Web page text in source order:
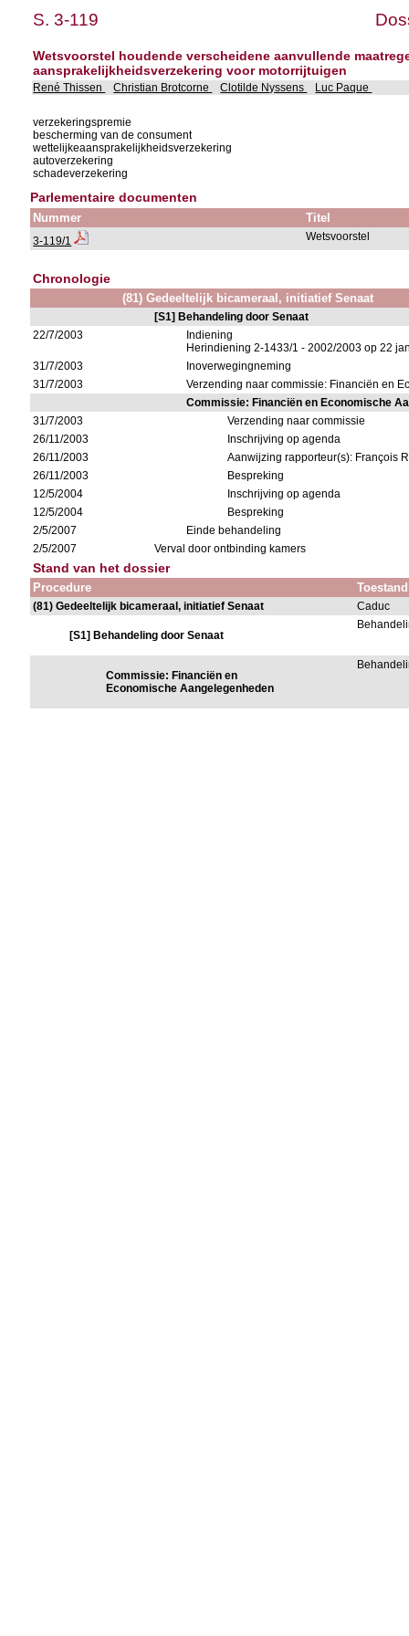
S. 3-119
Wetsvoorstel houdende verscheidene aanvullende
aansprakelijkheidsverzekering voor motorrijtuigen
René Thissen Christian Brotcorne Clotilde Nyssens Luc Paque
verzekeringspremie
bescherming van de consument
wettelijkeaansprakelijkheidsverzekering
autoverzekering
schadeverzekering
Parlementaire documenten
Nummer Titel
3-119/1 Wetsvoorstel
Chronologie
(81) Gedeeltelijk bicameraal, initiatief Senaat
[S1] Behandeling door Senaat
22/7/2003
Indiening
Herindiening 2-1433/1 - 2002/2003 op 22
31/7/2003
Inoverwegingneming
31/7/2003
Verzending naar commissie: Financiën en
Commissie: Financiën en Economische
31/7/2003
Verzending naar commissie
26/11/2003
Inschrijving op agenda
26/11/2003
Aanwijzing rapporteur(s): François
26/11/2003
Bespreking
12/5/2004
Inschrijving op agenda
12/5/2004
Bespreking
2/5/2007
Einde behandeling
2/5/2007
Verval door ontbinding kamers
Stand van het dossier
Procedure Toestand
(81) Gedeeltelijk bicameraal, initiatief Senaat Caduc
[S1] Behandeling door Senaat
Commissie: Financiën en
Economische Aangelegenheden